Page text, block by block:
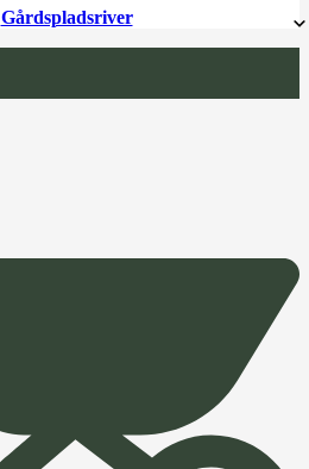
Gårdspladsriver